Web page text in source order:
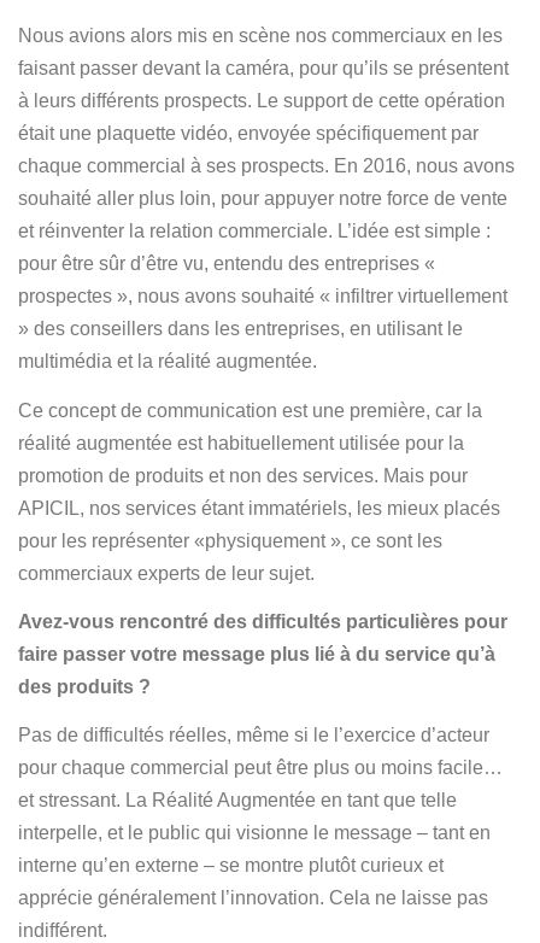
Nous avions alors mis en scène nos commerciaux en les
faisant passer devant la caméra, pour qu’ils se présentent
à leurs différents prospects. Le support de cette opération
était une plaquette vidéo, envoyée spécifiquement par
chaque commercial à ses prospects. En 2016, nous avons
souhaité aller plus loin, pour appuyer notre force de vente
et réinventer la relation commerciale. L’idée est simple :
pour être sûr d’être vu, entendu des entreprises «
prospectes », nous avons souhaité « infiltrer virtuellement
» des conseillers dans les entreprises, en utilisant le
multimédia et la réalité augmentée.
Ce concept de communication est une première, car la
réalité augmentée est habituellement utilisée pour la
promotion de produits et non des services. Mais pour
APICIL, nos services étant immatériels, les mieux placés
pour les représenter «physiquement », ce sont les
commerciaux experts de leur sujet.
Avez-vous rencontré des difficultés particulières pour
faire passer votre message plus lié à du service qu’à
des produits ?
Pas de difficultés réelles, même si le l’exercice d’acteur
pour chaque commercial peut être plus ou moins facile…
et stressant. La Réalité Augmentée en tant que telle
interpelle, et le public qui visionne le message – tant en
interne qu’en externe – se montre plutôt curieux et
apprécie généralement l’innovation. Cela ne laisse pas
indifférent.